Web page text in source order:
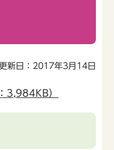
新日：2017年3月14日
3,984KB）